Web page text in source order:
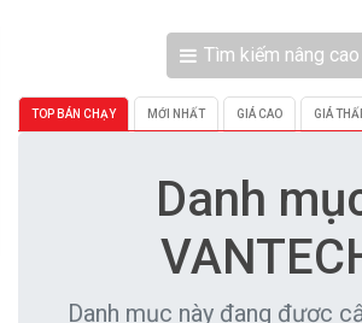
Tìm kiếm nâng cao
TOP BÁN CHẠY MỚI NHẤT GIÁ CAO GIÁ
Danh
Danh mục này đang được